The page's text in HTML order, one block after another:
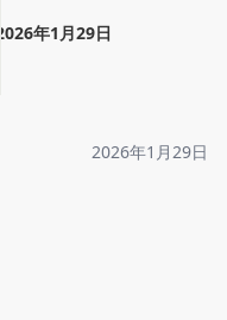
2026年1月29日
2026年1月29日